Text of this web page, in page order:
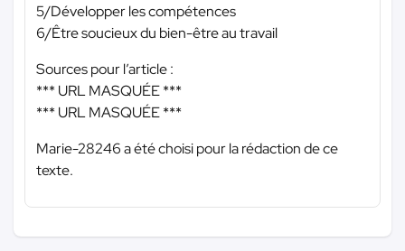
5/Développer les compétences
6/Être soucieux du bien-être au travail
Sources pour l’article :
*** URL MASQUÉE ***
*** URL MASQUÉE ***
Marie-28246 a été choisi pour la rédaction de ce
texte.